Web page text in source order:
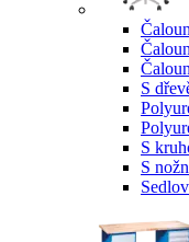
S
S
S